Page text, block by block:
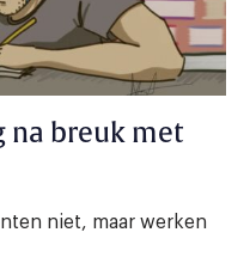
na breuk met
niet, maar werken